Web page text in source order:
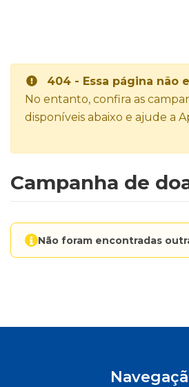
404 - Essa página não
No entanto, confira as
disponíveis abaixo e ajude a
Campanha de
Não foram encontradas